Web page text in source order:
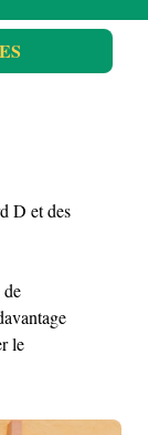
D et des
de
le